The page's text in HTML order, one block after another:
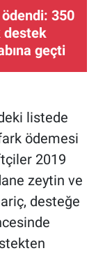
350
destek
geçti
listede
ödemesi
2019
zeytin ve
desteğe